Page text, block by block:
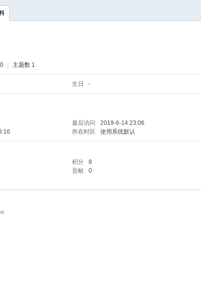
主题数 1
生日 -
最后访问 2019-6-14 23:06
所在时区 使用系统默认
积分 8
贡献 0